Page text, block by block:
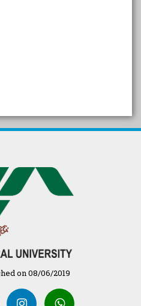
- भारतीय
अखिल
on 08/06/2019